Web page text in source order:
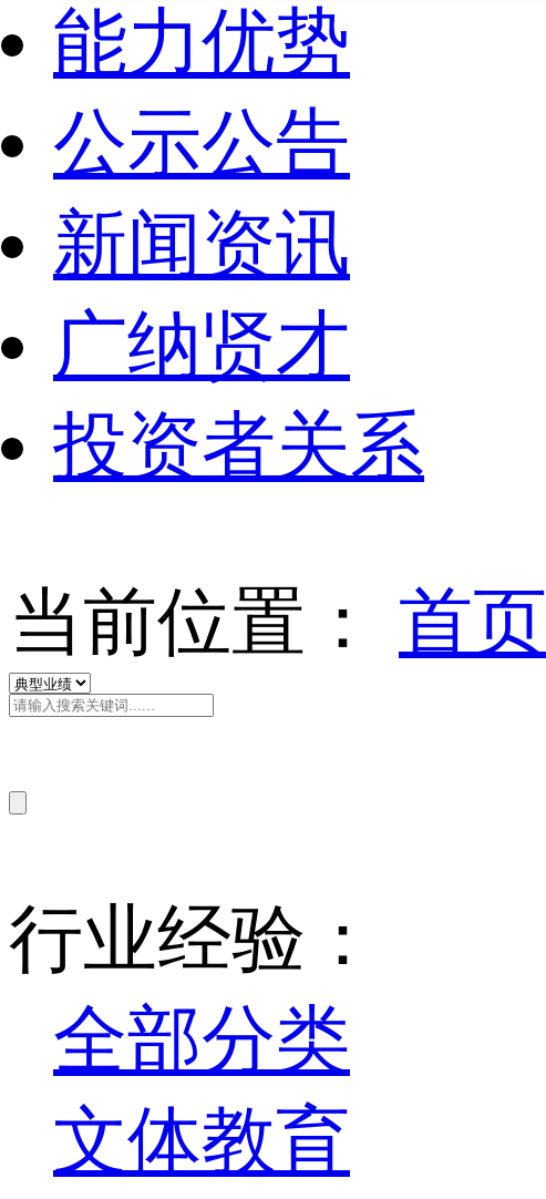
能力优势
公示公告
新闻资讯
广纳贤才
投资者关系
当前位置： 首页
行业经验：
全部分类
文体教育